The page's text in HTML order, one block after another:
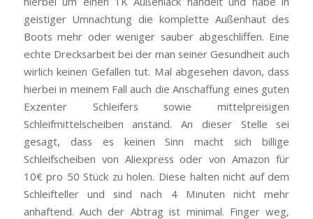
geistiger Umnachtung die komplette Außenhaut des
Boots mehr oder weniger sauber abgeschliffen. Eine
echte Drecksarbeit bei der man seiner Gesundheit auch
wirlich keinen Gefallen tut. Mal abgesehen davon, dass
hierbei in meinem Fall auch die Anschaffung eines guten
Exzenter Schleifers sowie mittelpreisigen
Schleifmittelscheiben anstand. An dieser Stelle sei
gesagt, dass es keinen Sinn macht sich billige
Schleifscheiben von Aliexpress oder von Amazon für
10€ pro 50 Stück zu holen. Diese halten nicht auf dem
Schleifteller und sind nach 4 Minuten nicht mehr
anhaftend. Auch der Abtrag ist minimal. Finger weg,